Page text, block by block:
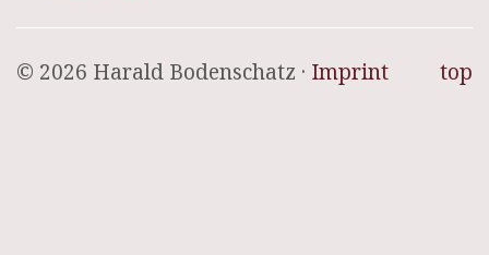
top
© 2026 Harald Bodenschatz · Imprint